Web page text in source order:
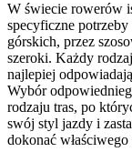
W świecie rowerów
specyficzne
górskich, przez
szeroki. Każdy
najlepiej
Wybór
rodzaju tras, po
swój styl jazdy i
dokonać